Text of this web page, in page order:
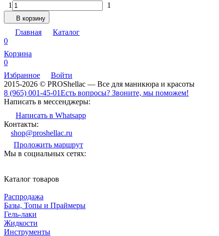
1
1
В корзину
Главная
Каталог
0
Корзина
0
Избранное
Войти
2015-2026 © PROShellac — Все для маникюра и красоты
8 (965) 001-45-01Есть вопросы? Звоните, мы поможем!
Написать в мессенджеры:
Написать в Whatsapp
Контакты:
shop@proshellac.ru
Проложить маршрут
Мы в социальных сетях:
Каталог товаров
Распродажа
Базы, Топы и Праймеры
Гель-лаки
Жидкости
Инструменты